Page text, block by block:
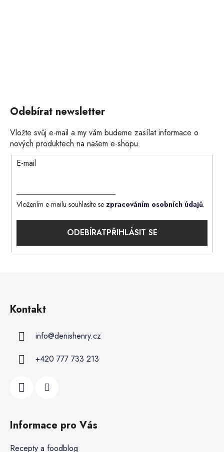
Odebírat newsletter
Vložte svůj e-mail a my vám budeme zasílat informace o
nových produktech na našem e-shopu.
E-mail
Vložením e-mailu souhlasíte se zpracováním osobních údajů.
PŘIHLÁSIT SE
Kontakt
info@denishenry.cz
+420 777 733 213
Informace pro Vás
Recepty a foodblog